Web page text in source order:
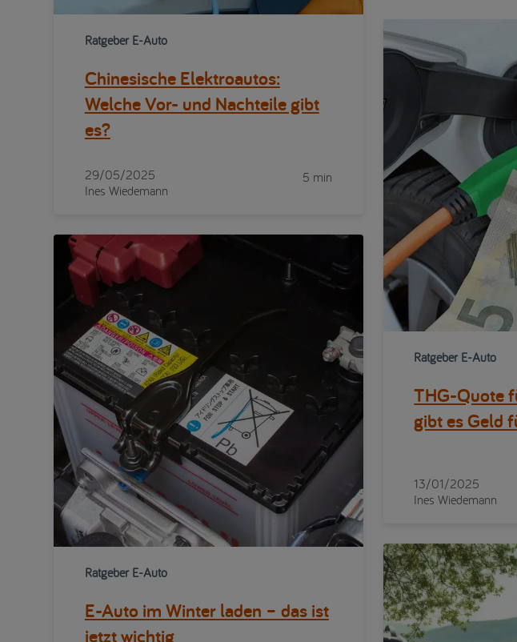
Ratgeber E-Auto
Chinesische Elektroautos:
Welche Vor- und Nachteile gibt
es?
29/05/2025
Ines Wiedemann
5 min
Ratgeber E-Auto
E-Auto im Winter laden – das ist
jetzt wichtig
Ratgeber E-Auto
THG-Quote
gibt es Geld
13/01/2025
Ines Wiedemann